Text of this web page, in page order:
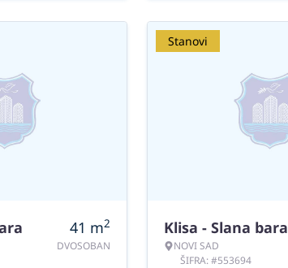
41 m2
DVOSOBAN
Stanovi
Klisa - Slana bara
NOVI SAD
ŠIFRA: #553694